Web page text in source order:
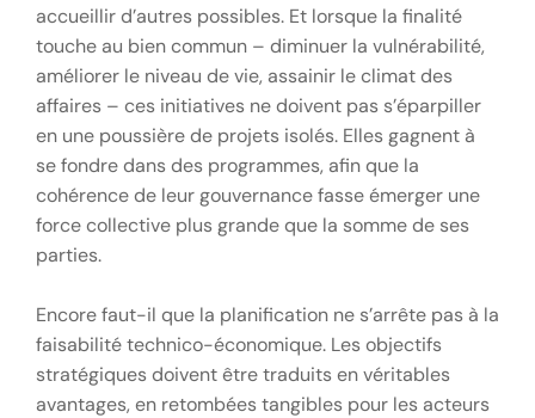
accueillir d’autres possibles. Et lorsque la finalité
touche au bien commun – diminuer la vulnérabilité,
améliorer le niveau de vie, assainir le climat des
affaires – ces initiatives ne doivent pas s’éparpiller
en une poussière de projets isolés. Elles gagnent à
se fondre dans des programmes, afin que la
cohérence de leur gouvernance fasse émerger une
force collective plus grande que la somme de ses
parties.
Encore faut-il que la planification ne s’arrête pas à la
faisabilité technico-économique. Les objectifs
stratégiques doivent être traduits en véritables
avantages, en retombées tangibles pour les acteurs